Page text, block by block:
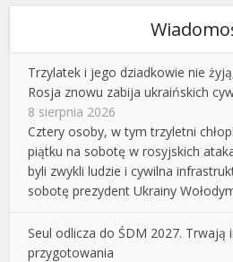
Trzylatek i jego dziadkowie nie
Rosja znowu zabija ukraińskich
8 sierpnia 2026
Cztery osoby, w tym trzyletni
piątku na sobotę w rosyjskich
byli zwykli ludzie i cywilna
sobotę prezydent Ukrainy
Seul odlicza do ŚDM 2027. Trwają
przygotowania